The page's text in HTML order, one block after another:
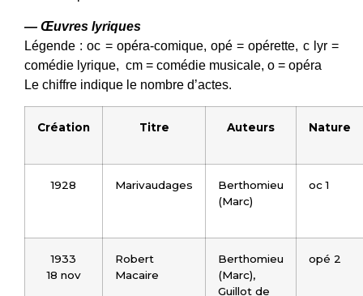
— Œuvres lyriques
Légende : oc = opéra-comique, opé = opérette, c lyr =
comédie lyrique, cm = comédie musicale, o = opéra
Le chiffre indique le nombre d’actes.
Création Titre Auteurs Nature
1928 Marivaudages
Berthomieu
(Marc)
oc 1
1933
18 nov
Robert
Macaire
Berthomieu
(Marc),
Guillot de
opé 2